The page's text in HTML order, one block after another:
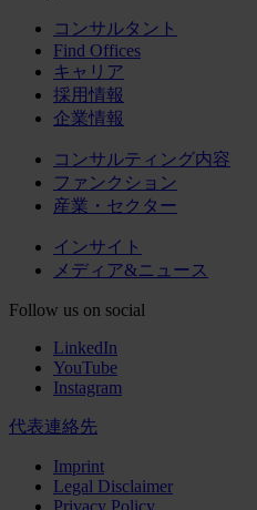
コンサルタント
Find Offices
キャリア
採用情報
企業情報
コンサルティング内容
ファンクション
産業・セクター
インサイト
メディア&ニュース
Follow us on social
LinkedIn
YouTube
Instagram
代表連絡先
Imprint
Legal Disclaimer
Privacy Policy